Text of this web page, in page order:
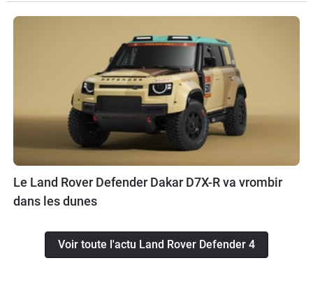
Le Land Rover Defender Dakar D7X-R va vrombir
dans les dunes
Voir toute l'actu Land Rover Defender 4